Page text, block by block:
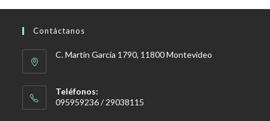
Contáctanos
C. Martín García 1790, 11800 Montevideo
Teléfonos:
095959236 / 29038115